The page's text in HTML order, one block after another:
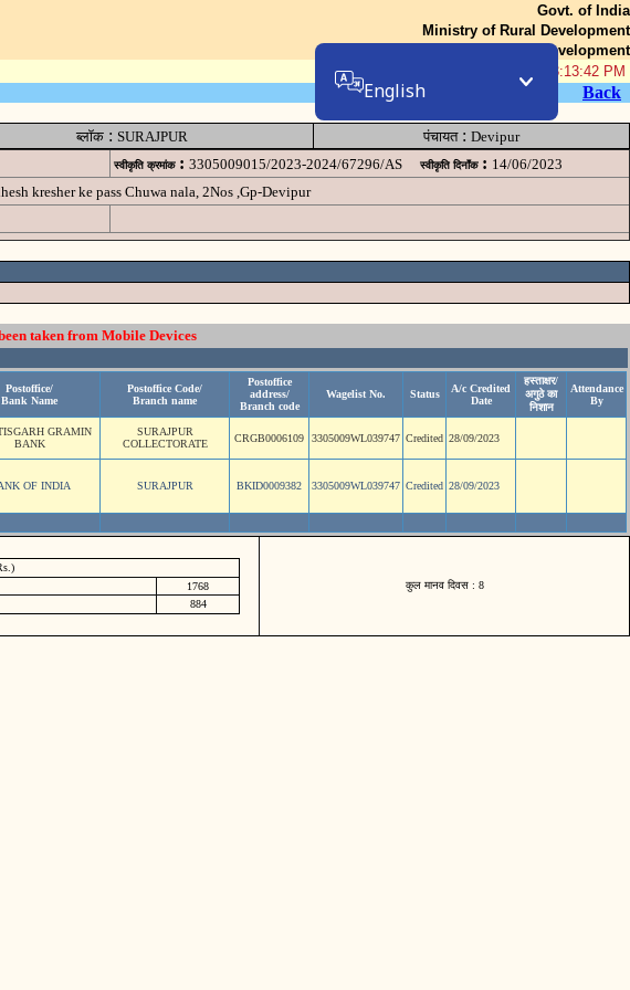
Govt. of India
Ministry of Rural Development
Department of Rural Development
07-Aug-2026 03:13:42 PM
Back
ब्लॉक: SURAJPUR पंचायत: Devipur
स्वीकृति क्रमांक : 3305009015/2023-2024/67296/AS स्वीकृति दिनॉंक : 14/06/2023
kresher ke pass Chuwa nala, 2Nos ,Gp-Devipur
taken from Mobile Devices
Postoffice/
Bank Name
Postoffice Code/
Branch name
Postoffice
address/
Branch code
Wagelist No. Status
A/c Credited
Date
हस्ताक्षर/
अगुठे का
निशान
Attendance
By
GRAMIN
BANK
SURAJPUR
COLLECTORATE
CRGB0006109 3305009WL039747 Credited 28/09/2023
OF INDIA SURAJPUR BKID0009382 3305009WL039747 Credited 28/09/2023
1768
884
कुल मानव दिवस : 8
English